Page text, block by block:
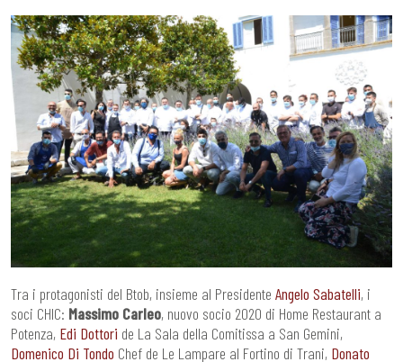
Tra i protagonisti del Btob, insieme al Presidente Angelo Sabatelli, i
soci CHIC: Massimo Carleo, nuovo socio 2020 di Home Restaurant a
Potenza, Edi Dottori de La Sala della Comitissa a San Gemini,
Domenico Di Tondo Chef de Le Lampare al Fortino di Trani, Donato